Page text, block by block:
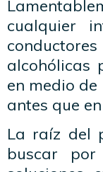
cualquier
alcohólicas
en medio
antes que
La raíz del
buscar